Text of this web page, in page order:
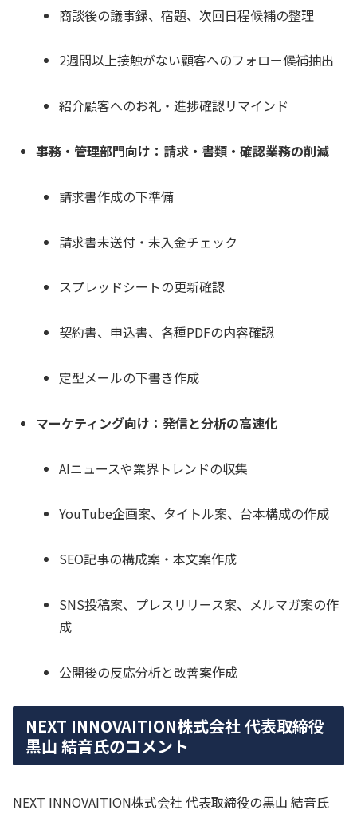
商談後の議事録、宿題、次回日程候補の整理
2週間以上接触がない顧客へのフォロー候補抽出
紹介顧客へのお礼・進捗確認リマインド
事務・管理部門向け：請求・書類・確認業務の削減
請求書作成の下準備
請求書未送付・未入金チェック
スプレッドシートの更新確認
契約書、申込書、各種PDFの内容確認
定型メールの下書き作成
マーケティング向け：発信と分析の高速化
AIニュースや業界トレンドの収集
YouTube企画案、タイトル案、台本構成の作成
SEO記事の構成案・本文案作成
SNS投稿案、プレスリリース案、メルマガ案の作
成
公開後の反応分析と改善案作成
NEXT INNOVAITION株式会社 代表取締役
黒山 結音氏のコメント
NEXT INNOVAITION株式会社 代表取締役の黒山 結音氏